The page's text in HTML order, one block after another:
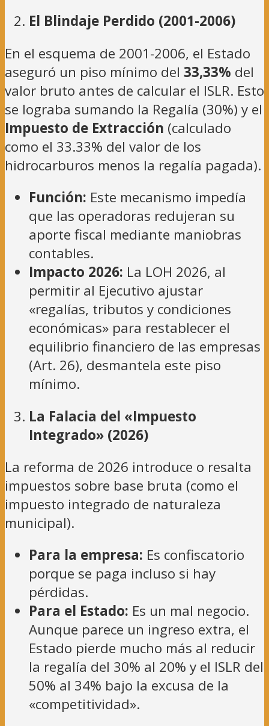
El Blindaje Perdido (2001-2006)
En el esquema de 2001-2006, el Estado
aseguró un piso mínimo del 33,33% del
valor bruto antes de calcular el ISLR. Esto
se lograba sumando la Regalía (30%) y el
Impuesto de Extracción (calculado
como el 33.33% del valor de los
hidrocarburos menos la regalía pagada).
Función: Este mecanismo impedía
que las operadoras redujeran su
aporte fiscal mediante maniobras
contables.
Impacto 2026: La LOH 2026, al
permitir al Ejecutivo ajustar
«regalías, tributos y condiciones
económicas» para restablecer el
equilibrio financiero de las empresas
(Art. 26), desmantela este piso
mínimo.
La Falacia del «Impuesto
Integrado» (2026)
La reforma de 2026 introduce o resalta
impuestos sobre base bruta (como el
impuesto integrado de naturaleza
municipal).
Para la empresa: Es confiscatorio
porque se paga incluso si hay
pérdidas.
Para el Estado: Es un mal negocio.
Aunque parece un ingreso extra, el
Estado pierde mucho más al reducir
la regalía del 30% al 20% y el ISLR del
50% al 34% bajo la excusa de la
«competitividad».